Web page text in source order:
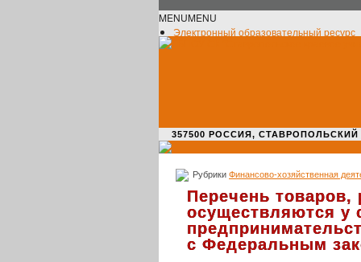
MENUMENU
Электронный образовательный ресурс
357500 РОССИЯ, СТАВРОПОЛЬСКИЙ
Рубрики Финансово-хозяйственная
Перечень товаров,
осуществляются у
с Федеральным